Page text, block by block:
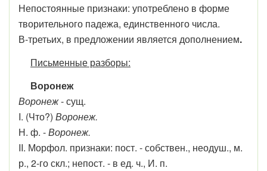
Непостоянные признаки: употреблено в форме
творительного падежа, единственного числа.
В-третьих, в предложении является дополнением.
Письменные разборы:
Воронеж
Воронеж- сущ.
I. (Что?) Воронеж.
Н. ф. -Воронеж.
II. Морфол. признаки: пост. - собствен., неодуш., м.
р., 2-го скл.; непост. - в ед. ч., И. п.